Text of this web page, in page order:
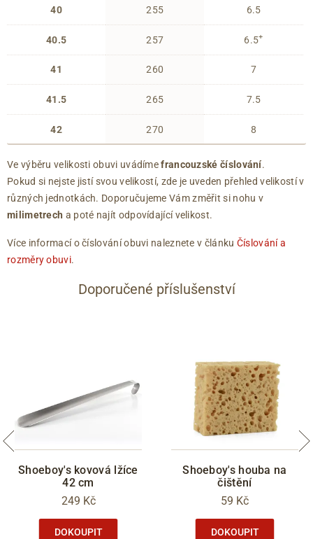
40
40.5
41
41.5
42
255
257
260
265
270
6.5
6.5+
7
7.5
8
Ve výběru velikosti obuvi uvádímefrancouzské číslování.
Pokud si nejste jistí svou velikostí, zde je uveden přehled velikostí v
různých jednotkách. Doporučujeme Vám změřit si nohu v
milimetrech a poté najít odpovídající velikost.
Více informací o číslování obuvi naleznete v článku Číslování a
rozměry obuvi.
Doporučené příslušenství
Shoeboy's kovová lžíce
42 cm
249 Kč
DOKOUPIT
Shoeboy's houba na
čištění
59 Kč
DOKOUPIT